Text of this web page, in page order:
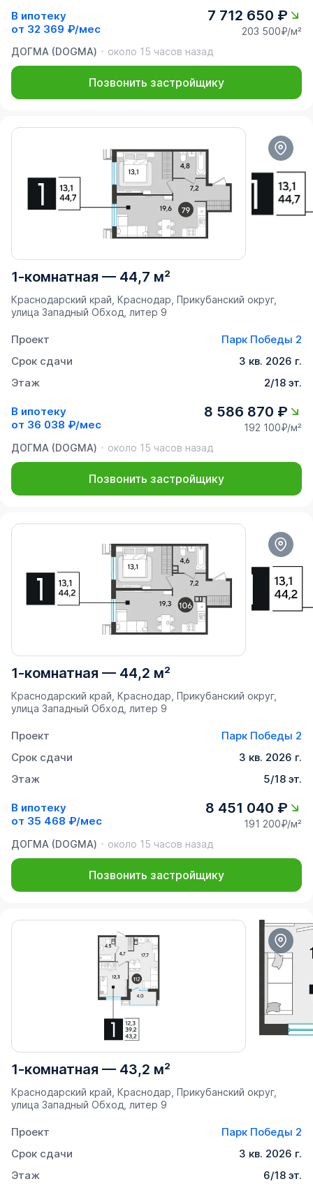
В ипотеку
от 32 369 ₽/мес
7 712 650 ₽
203 500₽/м²
ДОГМА (DOGMA)
около 15 часов назад
Позвонить застройщику
1-комнатная — 44,7 м²
Краснодарский край, Краснодар, Прикубанский округ,
улица Западный Обход, литер 9
Проект
Парк Победы 2
Срок сдачи
3 кв. 2026 г.
Этаж
2/18 эт.
В ипотеку
от 36 038 ₽/мес
8 586 870 ₽
192 100₽/м²
ДОГМА (DOGMA)
около 15 часов назад
Позвонить застройщику
1-комнатная — 44,2 м²
Краснодарский край, Краснодар, Прикубанский округ,
улица Западный Обход, литер 9
Проект
Парк Победы 2
Срок сдачи
3 кв. 2026 г.
Этаж
5/18 эт.
В ипотеку
от 35 468 ₽/мес
8 451 040 ₽
191 200₽/м²
ДОГМА (DOGMA)
около 15 часов назад
Позвонить застройщику
1-комнатная — 43,2 м²
Краснодарский край, Краснодар, Прикубанский округ,
улица Западный Обход, литер 9
Проект
Парк Победы 2
Срок сдачи
3 кв. 2026 г.
Этаж
6/18 эт.